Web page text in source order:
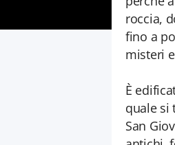
roccia,
fino a
misteri
È
quale si
San